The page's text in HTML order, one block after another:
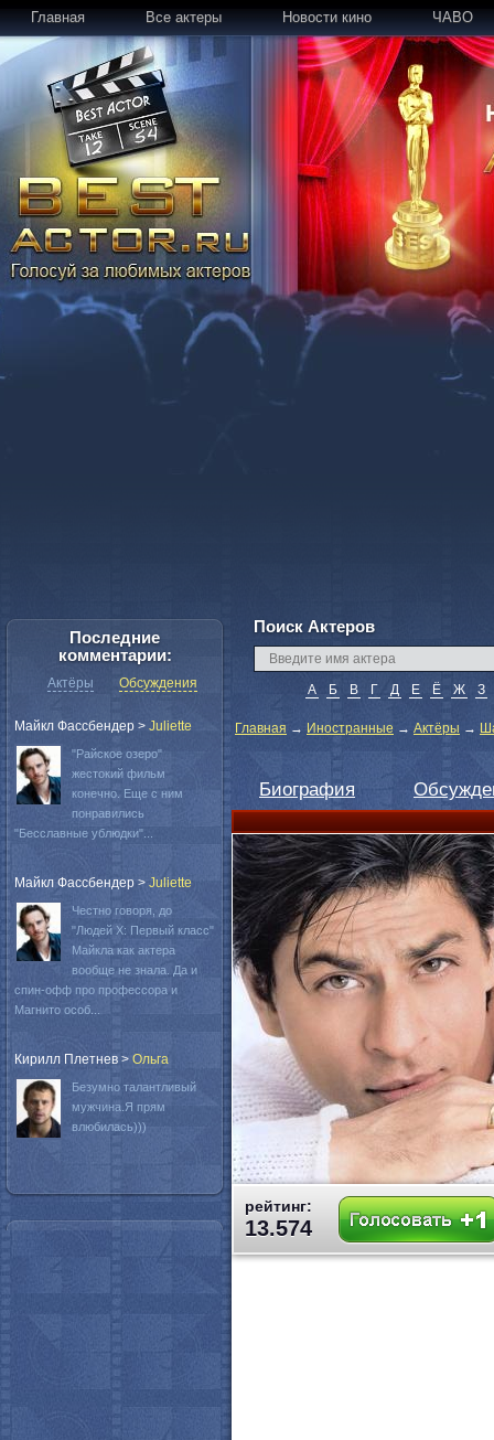
Главная Все актеры Новости кино ЧАВО
Поиск Актеров
А Б В Г Д Е Ё Ж З
Главная → Иностранные → Актёры →
Биография
рейтинг:
13.574
Последние
комментарии:
Актёры Обсуждения
Майкл Фассбендер > Juliette
"Райское озеро"
жестокий фильм
конечно. Еще с ним
понравились
"Бесславные ублюдки"...
Майкл Фассбендер > Juliette
Честно говоря, до
"Людей Х: Первый класс"
Майкла как актера
вообще не знала. Да и
спин-офф про профессора и
Магнито особ...
Кирилл Плетнев > Oльга
Безумно талантливый
мужчина.Я прям
влюбилась)))